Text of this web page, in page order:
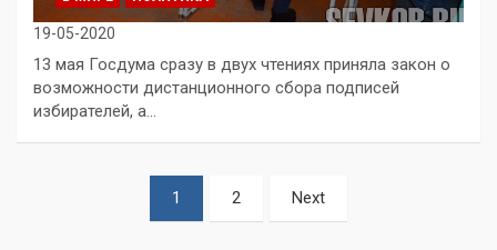
19-05-2020
13 мая Госдума сразу в двух чтениях приняла закон о
возможности дистанционного сбора подписей
избирателей, а…
1 2 Next